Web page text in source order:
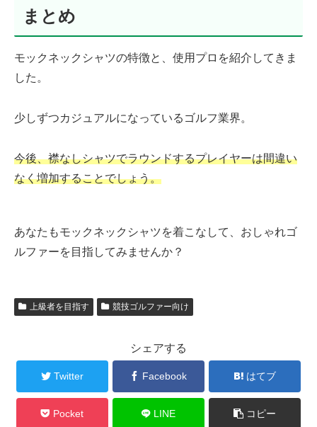
まとめ
モックネックシャツの特徴と、使用プロを紹介してきま
した。
少しずつカジュアルになっているゴルフ業界。
今後、襟なしシャツでラウンドするプレイヤーは間違い
なく増加することでしょう。
あなたもモックネックシャツを着こなして、おしゃれゴ
ルファーを目指してみませんか？
上級者を目指す 競技ゴルファー向け
シェアする
Twitter Facebook はてブ
Pocket LINE コピー